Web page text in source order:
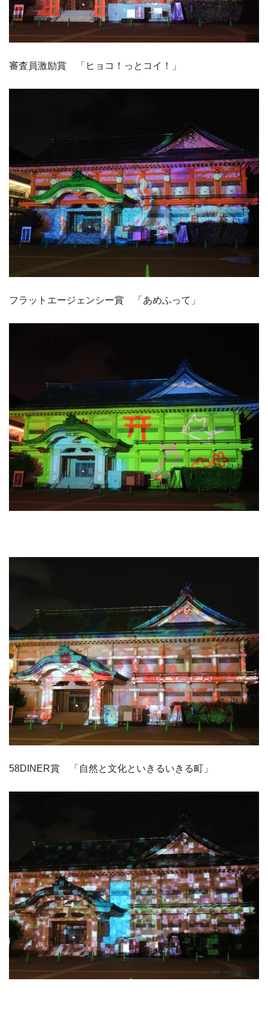
審査員激励賞 「ヒョコ！っとコイ！」
フラットエージェンシー賞 「あめふって」
58DINER賞 「自然と文化といきるいきる町」